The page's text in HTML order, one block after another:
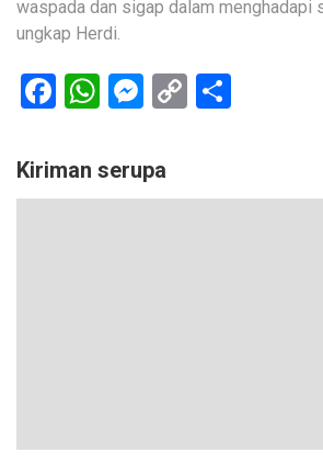
waspada dan sigap dalam menghadapi
ungkap Herdi.
Facebook
WhatsApp
Messenger
Copy
Kiriman serupa